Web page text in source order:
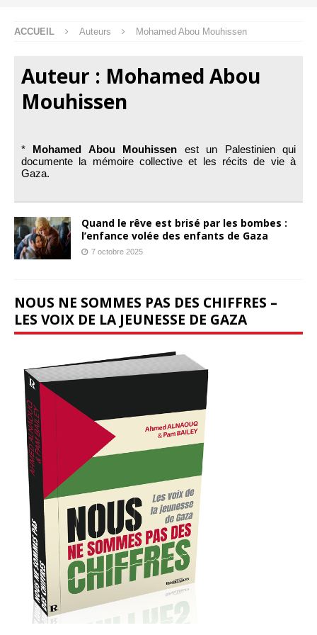
ACCUEIL Auteurs Mohamed Abou Mouhissen
Auteur : Mohamed Abou
Mouhissen
* Mohamed Abou Mouhissen est un Palestinien qui
documente la mémoire collective et les récits de vie à
Gaza.
Quand le rêve est brisé par les bombes :
l’enfance volée des enfants de Gaza
7 octobre 2025
NOUS NE SOMMES PAS DES CHIFFRES –
LES VOIX DE LA JEUNESSE DE GAZA